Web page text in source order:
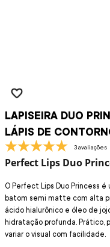
LAPISEIRA DUO
LÁPIS DE
3 avaliações
Perfect Lips Duo
O Perfect Lips Duo Princess
batom semi matte com alta
ácido hialurônico e óleo de
hidratação profunda. Prático,
variar o visual com facilidade.